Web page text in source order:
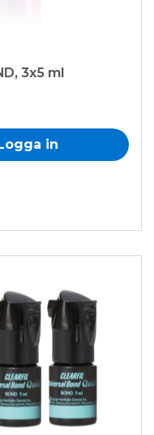
3x5 ml
in